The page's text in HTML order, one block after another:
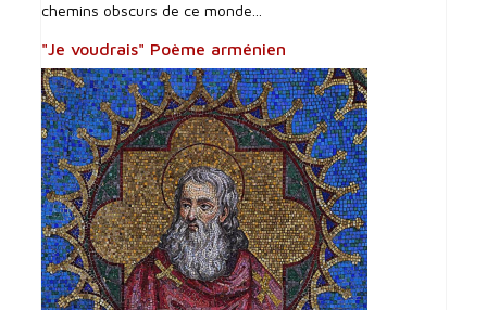
chemins obscurs de ce monde...
"Je voudrais" Poème arménien